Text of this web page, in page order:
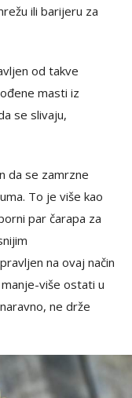
ili barijeru za
od takve
masti iz
se slivaju,
da se zamrzne
To je više kao
par čarapa za
na ovaj način
više ostati u
ne drže